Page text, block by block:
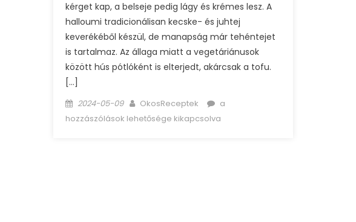
kérget kap, a belseje pedig lágy és krémes lesz. A
halloumi tradicionálisan kecske- és juhtej
keverékéből készül, de manapság már tehéntejet
is tartalmaz. Az állaga miatt a vegetáriánusok
között hús pótlóként is elterjedt, akárcsak a tofu.
[…]
Posted
on
2024-05-09 Author
OkosReceptek
Grillezett
halloumi
a
hozzászólások lehetősége kikapcsolva